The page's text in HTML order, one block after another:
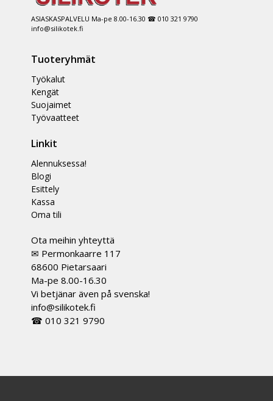
ASIASKASPALVELU Ma-pe 8.00-16.30 ☎ 010 321 9790
info@silikotek.fi
Tuoteryhmät
Työkalut
Kengät
Suojaimet
Työvaatteet
Linkit
Alennuksessa!
Blogi
Esittely
Kassa
Oma tili
Ota meihin yhteyttä
✉ Permonkaarre 117
68600 Pietarsaari
Ma-pe 8.00-16.30
Vi betjänar även på svenska!
info@silikotek.fi
☎ 010 321 9790